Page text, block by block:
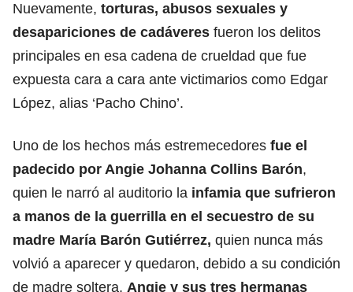
Nuevamente, torturas, abusos sexuales y
desapariciones de cadáveres fueron los delitos
principales en esa cadena de crueldad que fue
expuesta cara a cara ante victimarios como Edgar
López, alias ‘Pacho Chino’.
Uno de los hechos más estremecedores fue el
padecido por Angie Johanna Collins Barón,
quien le narró al auditorio la infamia que sufrieron
a manos de la guerrilla en el secuestro de su
madre María Barón Gutiérrez, quien nunca más
volvió a aparecer y quedaron, debido a su condición
de madre soltera, Angie y sus tres hermanas